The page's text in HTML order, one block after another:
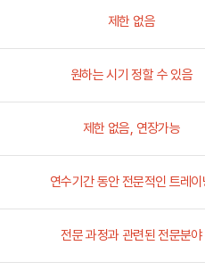
제한 없음
원하는 시기 정할 수 있음
제한 없음, 연장가능
연수기간 동안 전문적인 트레이
전문 과정과 관련된 전문분야